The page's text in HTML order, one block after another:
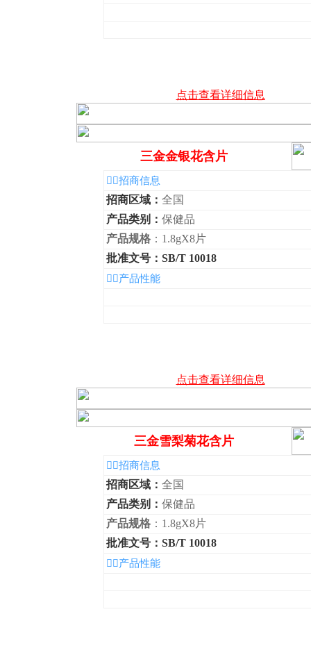
点击查看详细信息
三金金银花含片
◆招商信息
招商区域： 全国
产品类别： 保健品
产品规格 ：1.8gX8片
批准文号：SB/T 10018
◆产品性能
点击查看详细信息
三金雪梨菊花含片
◆招商信息
招商区域： 全国
产品类别： 保健品
产品规格 ：1.8gX8片
批准文号：SB/T 10018
◆产品性能